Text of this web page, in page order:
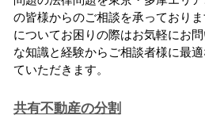
の皆様からのご相談を承っており
についてお困りの際はお気軽にお
な知識と経験からご相談者様に最
ていただきます。
共有不動産の分割